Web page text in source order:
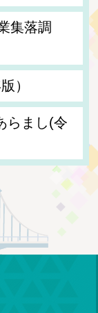
集落調
）
らまし(令